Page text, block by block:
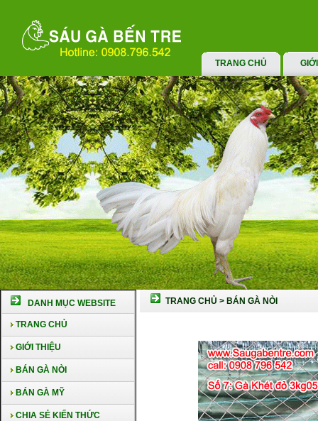
TRANG CHỦ
DANH MỤC WEBSITE
TRANG CHỦ
GIỚI THIỆU
BÁN GÀ NÒI
BÁN GÀ MỸ
CHIA SẺ KIẾN THỨC
TRANG CHỦ > BÁN GÀ NÒI